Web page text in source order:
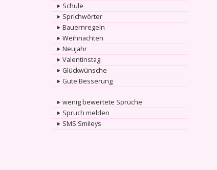
Schule
Sprichwörter
Bauernregeln
Weihnachten
Neujahr
Valentinstag
Glückwünsche
Gute Besserung
wenig bewertete Sprüche
Spruch melden
SMS Smileys